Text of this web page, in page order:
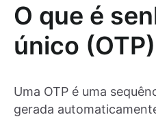
O que é
único
Uma OTP é uma
gerada